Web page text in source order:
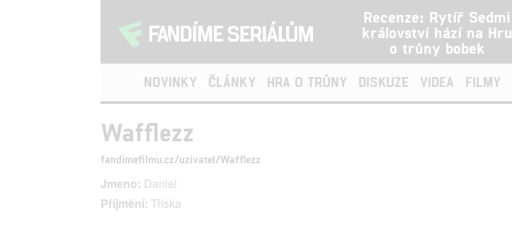
Recenze: Rytíř Sedmi
království hází na Hru
o trůny bobek
NOVINKY ČLÁNKY HRA O TRŮNY DISKUZE VIDEA FILMY
Wafflezz
fandimefilmu.cz/uzivatel/Wafflezz
Jmeno: Daniel
Příjmění: Tříska